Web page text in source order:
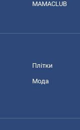
MAMACLUB
Плітки
Мода